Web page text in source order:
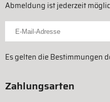
Abmeldung ist jederzeit
Für Newsletter anmelden
Es gelten die Bestimmungen
Zahlungsarten